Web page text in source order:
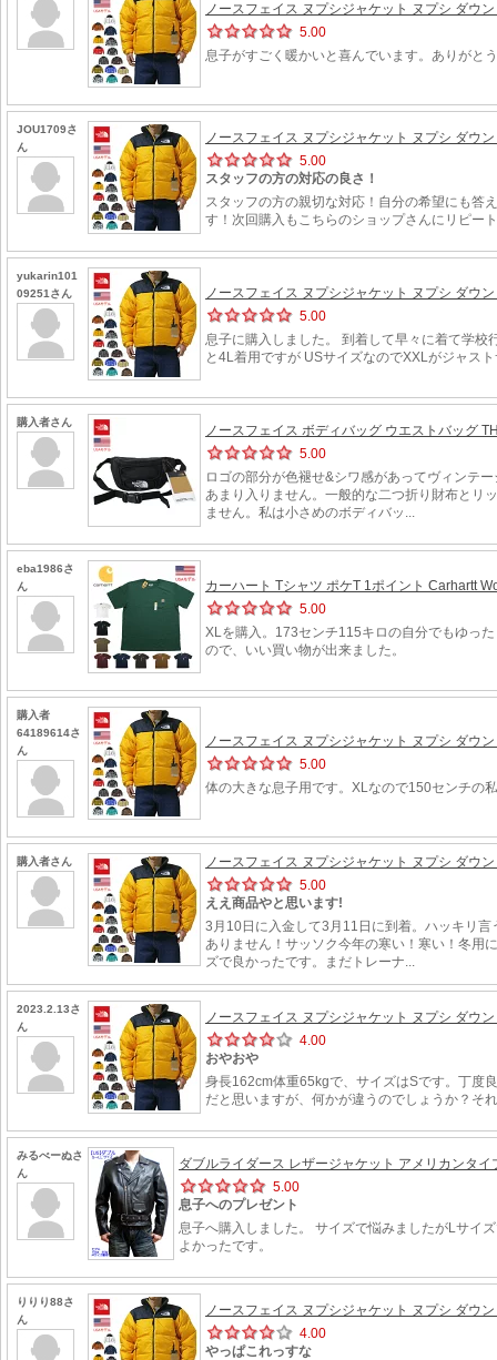
ノースフェイス ヌプシジャケット ヌプシ ダウ
5.00
息子がすごく暖かいと喜んでいます。ありがと
JOU1709さ
ん
ノースフェイス ヌプシジャケット ヌプシ ダウ
5.00
スタッフの方の対応の良さ！
スタッフの方の親切な対応！自分の希望にも答
す！次回購入もこちらのショップさんにリピー
yukarin101
09251さん
ノースフェイス ヌプシジャケット ヌプシ ダウ
5.00
息子に購入しました。 到着して早々に着て学
と4L着用ですが USサイズなのでXXLがジャス
購入者さん
ノースフェイス ボディバッグ ウエストバッグ
5.00
ロゴの部分が色褪せ&シワ感があってヴィンテ
あまり入りません。一般的な二つ折り財布とリ
ません。私は小さめのボディバッ...
eba1986さ
ん
カーハート Tシャツ ポケT 1ポイント Carhartt
5.00
XLを購入。173センチ115キロの自分でもゆっ
ので、いい買い物が出来ました。
購入者
64189614さ
ん
ノースフェイス ヌプシジャケット ヌプシ ダウ
5.00
体の大きな息子用です。XLなので150センチの
購入者さん
ノースフェイス ヌプシジャケット ヌプシ ダウ
5.00
ええ商品やと思います!
3月10日に入金して3月11日に到着。ハッキリ
ありません！サッソク今年の寒い！寒い！冬
ズで良かったです。まだトレーナ...
2023.2.13さ
ん
ノースフェイス ヌプシジャケット ヌプシ ダウ
4.00
おやおや
身長162cm体重65kgで、サイズはSです。丁度
だと思いますが、何かが違うのでしょうか？そ
みるべーぬさ
ん
ダブルライダース レザージャケット アメリカンタイ
5.00
息子へのプレゼント
息子へ購入しました。 サイズで悩みましたがLサイ
よかったです。
りりり88さ
ん
ノースフェイス ヌプシジャケット ヌプシ ダウ
4.00
やっぱこれっすな